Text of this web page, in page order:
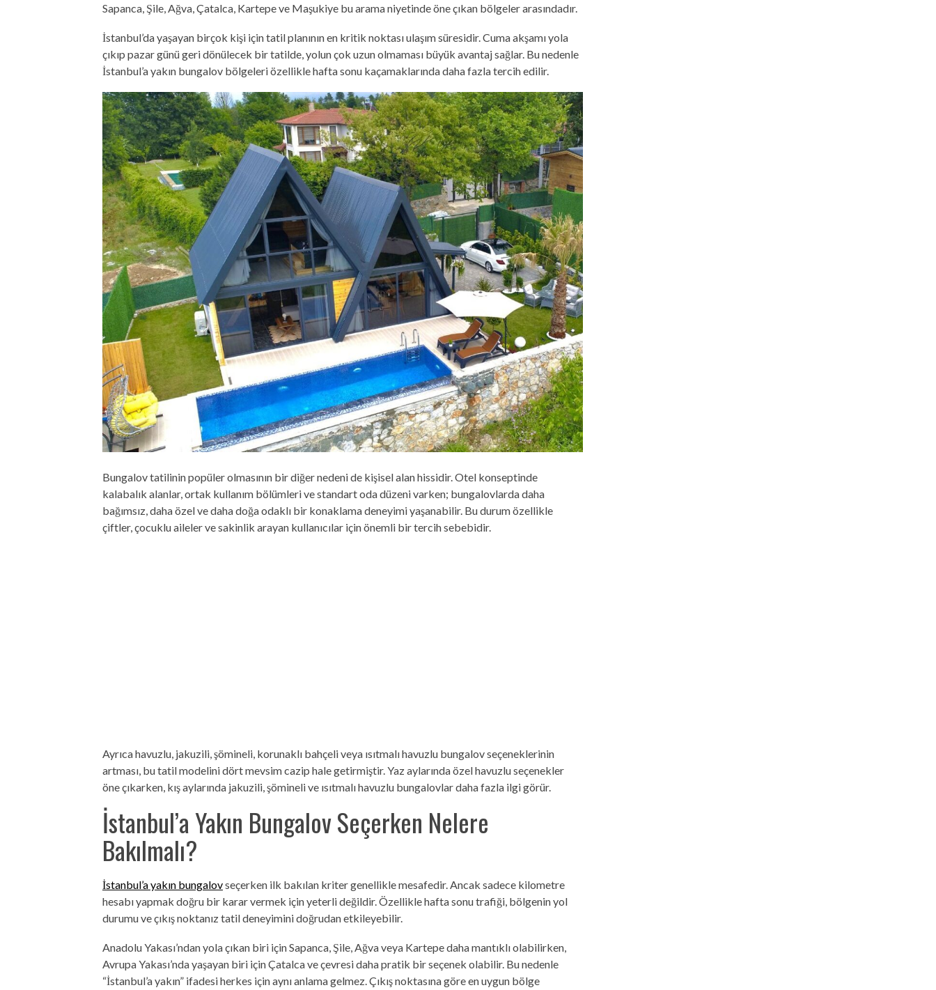
Sapanca, Şile, Ağva, Çatalca, Kartepe ve Maşukiye bu arama niyetinde öne çıkan bölgeler arasındadır.
İstanbul’da yaşayan birçok kişi için tatil planının en kritik noktası ulaşım süresidir. Cuma akşamı yola
çıkıp pazar günü geri dönülecek bir tatilde, yolun çok uzun olmaması büyük avantaj sağlar. Bu nedenle
İstanbul’a yakın bungalov bölgeleri özellikle hafta sonu kaçamaklarında daha fazla tercih edilir.
Bungalov tatilinin popüler olmasının bir diğer nedeni de kişisel alan hissidir. Otel konseptinde
kalabalık alanlar, ortak kullanım bölümleri ve standart oda düzeni varken; bungalovlarda daha
bağımsız, daha özel ve daha doğa odaklı bir konaklama deneyimi yaşanabilir. Bu durum özellikle
çiftler, çocuklu aileler ve sakinlik arayan kullanıcılar için önemli bir tercih sebebidir.
Ayrıca havuzlu, jakuzili, şömineli, korunaklı bahçeli veya ısıtmalı havuzlu bungalov seçeneklerinin
artması, bu tatil modelini dört mevsim cazip hale getirmiştir. Yaz aylarında özel havuzlu seçenekler
öne çıkarken, kış aylarında jakuzili, şömineli ve ısıtmalı havuzlu bungalovlar daha fazla ilgi görür.
İstanbul’a Yakın Bungalov Seçerken Nelere
Bakılmalı?
İstanbul’a yakın bungalovseçerken ilk bakılan kriter genellikle mesafedir. Ancak sadece kilometre
hesabı yapmak doğru bir karar vermek için yeterli değildir. Özellikle hafta sonu trafiği, bölgenin yol
durumu ve çıkış noktanız tatil deneyimini doğrudan etkileyebilir.
Anadolu Yakası’ndan yola çıkan biri için Sapanca, Şile, Ağva veya Kartepe daha mantıklı olabilirken,
Avrupa Yakası’nda yaşayan biri için Çatalca ve çevresi daha pratik bir seçenek olabilir. Bu nedenle
“İstanbul’a yakın” ifadesi herkes için aynı anlama gelmez. Çıkış noktasına göre en uygun bölge